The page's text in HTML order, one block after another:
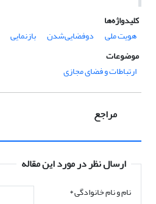
کلیدواژه‌ها
هویت ملی
دوفضایی‌شدن بازنمایی
موضوعات
ارتباطات و فضای مجازی
مراجع
ارسال نظر در مورد این مقاله
نام و نام خانوادگی*